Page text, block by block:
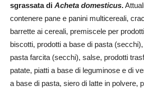
sgrassata di Acheta domesticus.
contenere pane e panini multicereali,
barrette ai cereali, premiscele per
biscotti, prodotti a base di pasta
pasta farcita (secchi), salse, prodotti
patate, piatti a base di leguminose e di
a base di pasta, siero di latte in polvere,